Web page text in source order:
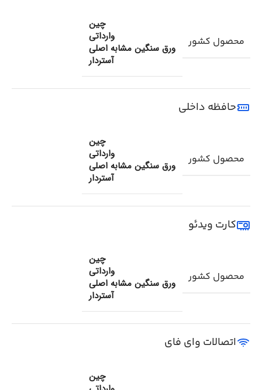
محصول کشور
چین
وارداتی
ورق سنگین مشابه اصلی
آستردار
حافظه داخلی
محصول کشور
چین
وارداتی
ورق سنگین مشابه اصلی
آستردار
کارت ویدئو
محصول کشور
چین
وارداتی
ورق سنگین مشابه اصلی
آستردار
اتصالات وای فای
چین